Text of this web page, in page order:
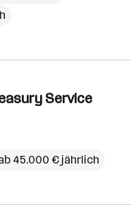
Service
45.000 € jährlich